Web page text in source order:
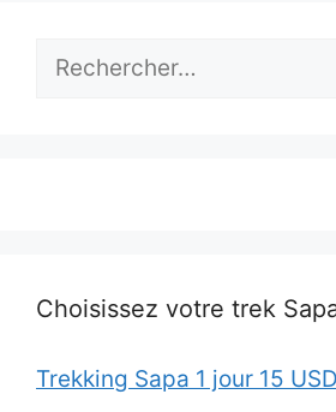
Rechercher :
Choisissez votre trek
Trekking Sapa 1 jour 15